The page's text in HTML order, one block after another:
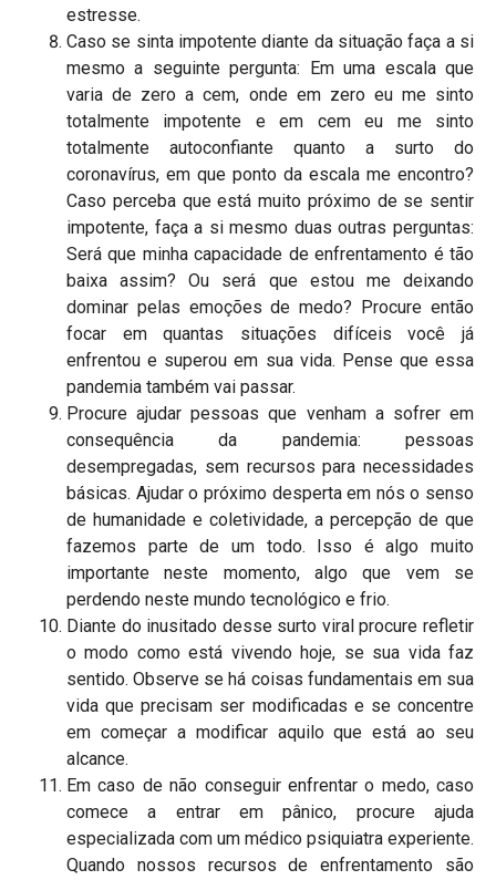
estresse.
Caso se sinta impotente diante da situação faça a si
mesmo a seguinte pergunta: Em uma escala que
varia de zero a cem, onde em zero eu me sinto
totalmente impotente e em cem eu me sinto
totalmente autoconfiante quanto a surto do
coronavírus, em que ponto da escala me encontro?
Caso perceba que está muito próximo de se sentir
impotente, faça a si mesmo duas outras perguntas:
Será que minha capacidade de enfrentamento é tão
baixa assim? Ou será que estou me deixando
dominar pelas emoções de medo? Procure então
focar em quantas situações difíceis você já
enfrentou e superou em sua vida. Pense que essa
pandemia também vai passar.
Procure ajudar pessoas que venham a sofrer em
consequência da pandemia: pessoas
desempregadas, sem recursos para necessidades
básicas. Ajudar o próximo desperta em nós o senso
de humanidade e coletividade, a percepção de que
fazemos parte de um todo. Isso é algo muito
importante neste momento, algo que vem se
perdendo neste mundo tecnológico e frio.
Diante do inusitado desse surto viral procure refletir
o modo como está vivendo hoje, se sua vida faz
sentido. Observe se há coisas fundamentais em sua
vida que precisam ser modificadas e se concentre
em começar a modificar aquilo que está ao seu
alcance.
Em caso de não conseguir enfrentar o medo, caso
comece a entrar em pânico, procure ajuda
especializada com um médico psiquiatra experiente.
Quando nossos recursos de enfrentamento são